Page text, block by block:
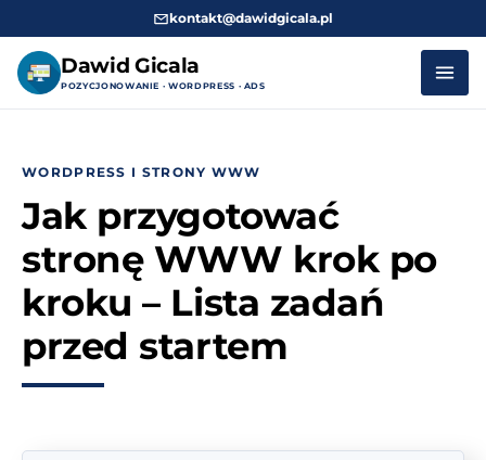
kontakt@dawidgicala.pl
Dawid Gicala
POZYCJONOWANIE · WORDPRESS · ADS
treściWORDPRESS I STRONY WWW
Jak przygotować
stronę WWW krok po
kroku – Lista zadań
przed startem